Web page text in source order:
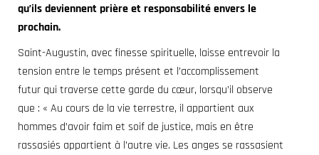
qu’ils deviennent prière et responsabilité envers le
prochain.
Saint-Augustin, avec finesse spirituelle, laisse entrevoir la
tension entre le temps présent et l’accomplissement
futur qui traverse cette garde du cœur, lorsqu’il observe
que : « Au cours de la vie terrestre, il appartient aux
hommes d’avoir faim et soif de justice, mais en être
rassasiés appartient à l’autre vie. Les anges se rassasient